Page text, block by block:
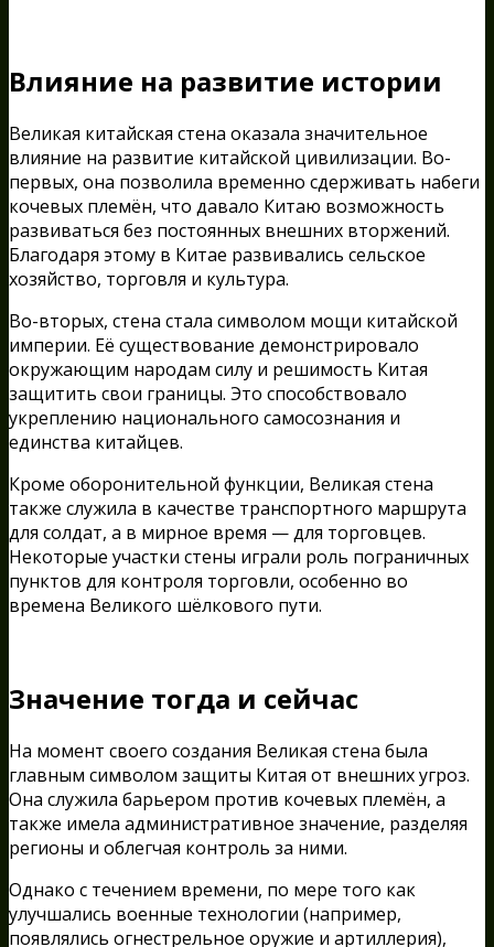
Влияние на развитие истории
Великая китайская стена оказала значительное
влияние на развитие китайской цивилизации. Во-
первых, она позволила временно сдерживать набеги
кочевых племён, что давало Китаю возможность
развиваться без постоянных внешних вторжений.
Благодаря этому в Китае развивались сельское
хозяйство, торговля и культура.
Во-вторых, стена стала символом мощи китайской
империи. Её существование демонстрировало
окружающим народам силу и решимость Китая
защитить свои границы. Это способствовало
укреплению национального самосознания и
единства китайцев.
Кроме оборонительной функции, Великая стена
также служила в качестве транспортного маршрута
для солдат, а в мирное время — для торговцев.
Некоторые участки стены играли роль пограничных
пунктов для контроля торговли, особенно во
времена Великого шёлкового пути.
Значение тогда и сейчас
На момент своего создания Великая стена была
главным символом защиты Китая от внешних угроз.
Она служила барьером против кочевых племён, а
также имела административное значение, разделяя
регионы и облегчая контроль за ними.
Однако с течением времени, по мере того как
улучшались военные технологии (например,
появлялись огнестрельное оружие и артиллерия),